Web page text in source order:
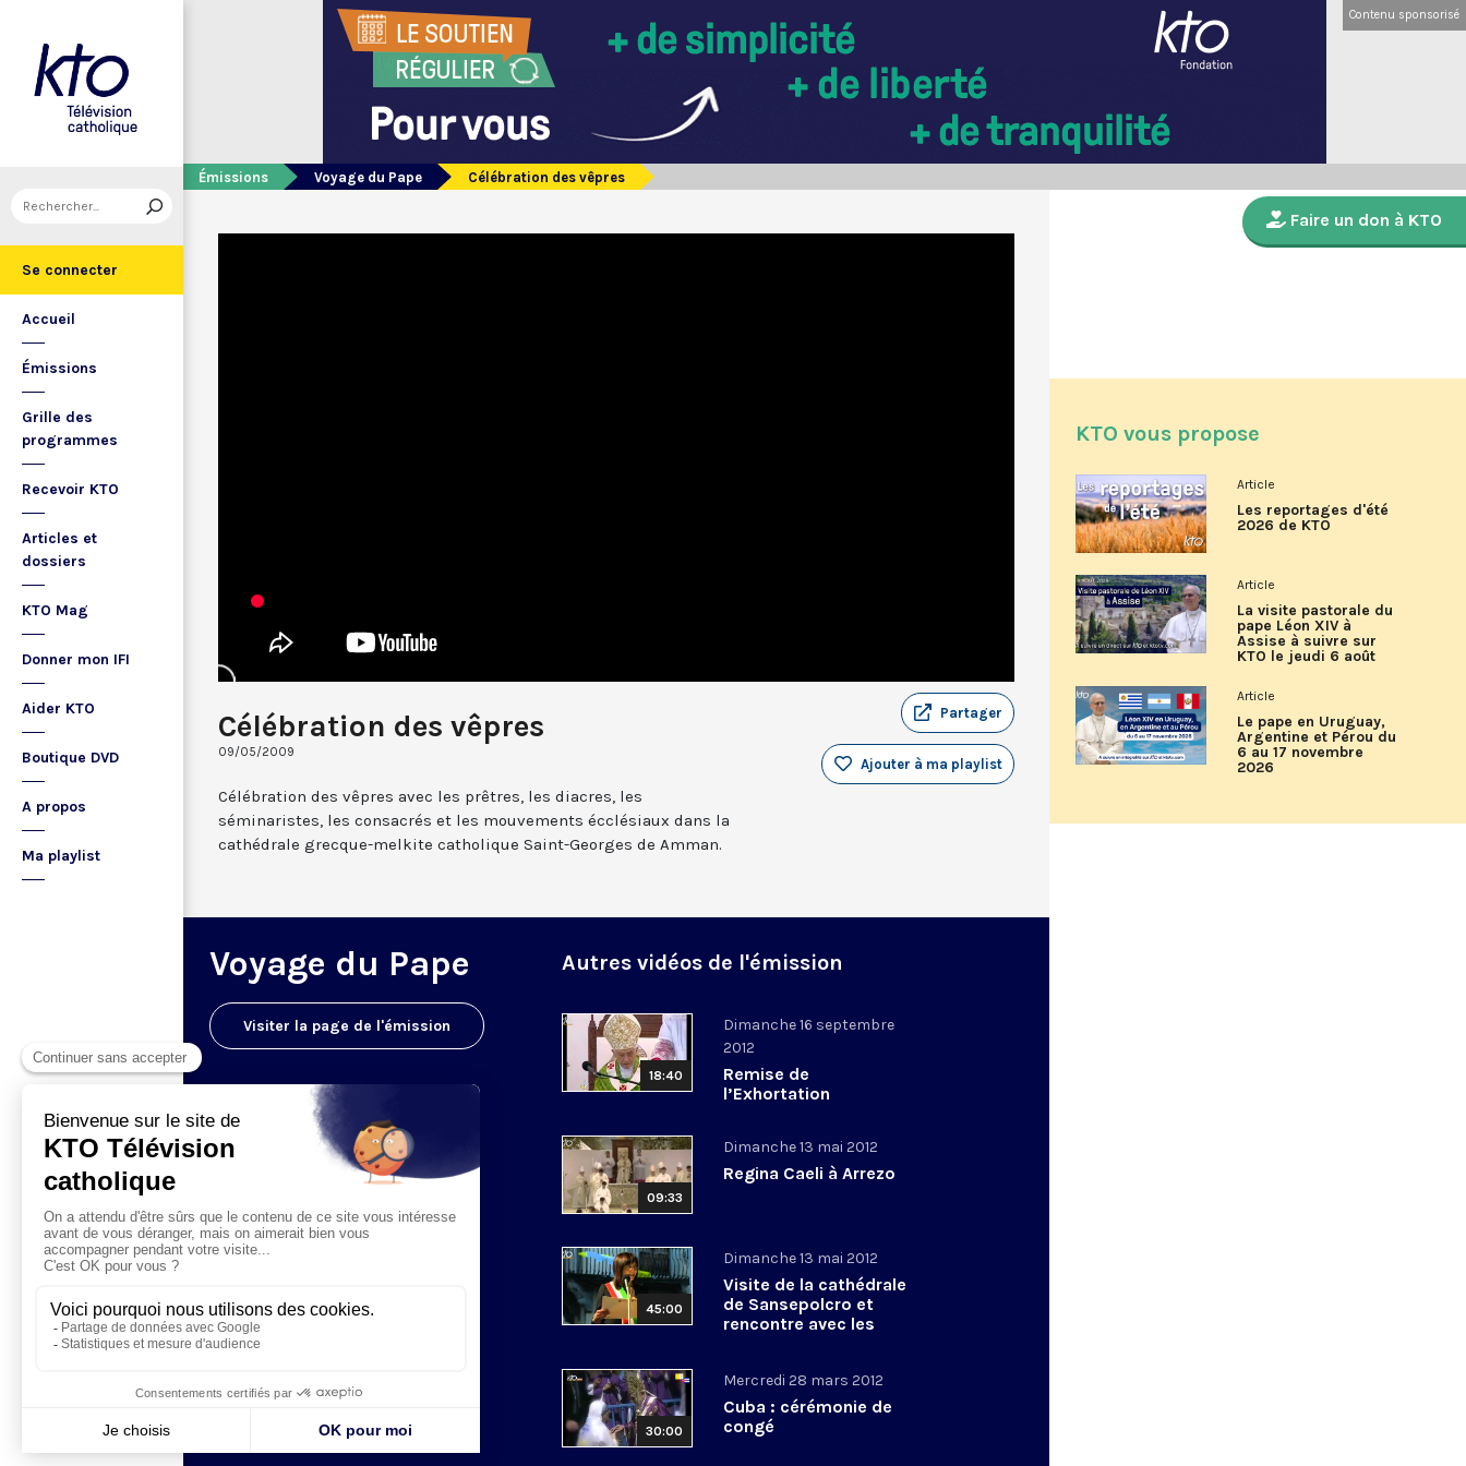
Se connecter
Accueil
Émissions
Grille des
programmes
Recevoir KTO
Articles et
dossiers
KTO Mag
Donner mon IFI
Aider KTO
Boutique DVD
A propos
Ma playlist
Contenu sponsorisé
Émissions Voyage du Pape Célébration des vêpres
Célébration des vêpres
09/05/2009
Partager
Ajouter à ma playlist
Célébration des vêpres avec les prêtres, les diacres, les
séminaristes, les consacrés et les mouvements écclésiaux dans la
cathédrale grecque-melkite catholique Saint-Georges de Amman.
Voyage du Pape
Visiter la page de l'émission
Autres vidéos de l'émission
18:40
Dimanche 16 septembre
2012
Remise de
l’Exhortation
Moyen Orient et
Angélus
09:33
Dimanche 13 mai 2012
Regina Caeli à Arrezo
45:00
Dimanche 13 mai 2012
Visite de la cathédrale
de Sansepolcro et
rencontre avec les
30:00
Mercredi 28 mars 2012
Cuba : cérémonie de
congé
Faire un don à KTO
KTO vous propose
Article
Les reportages d'été
2026 de KTO
Article
La visite pastorale du
pape Léon XIV à
Assise à suivre sur
KTO le jeudi 6 août
Article
Le pape en Uruguay,
Argentine et Pérou du
6 au 17 novembre
2026